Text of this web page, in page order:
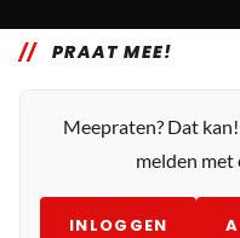
PRAAT MEE!
Meepraten? Dat
melden met
INLOGGEN